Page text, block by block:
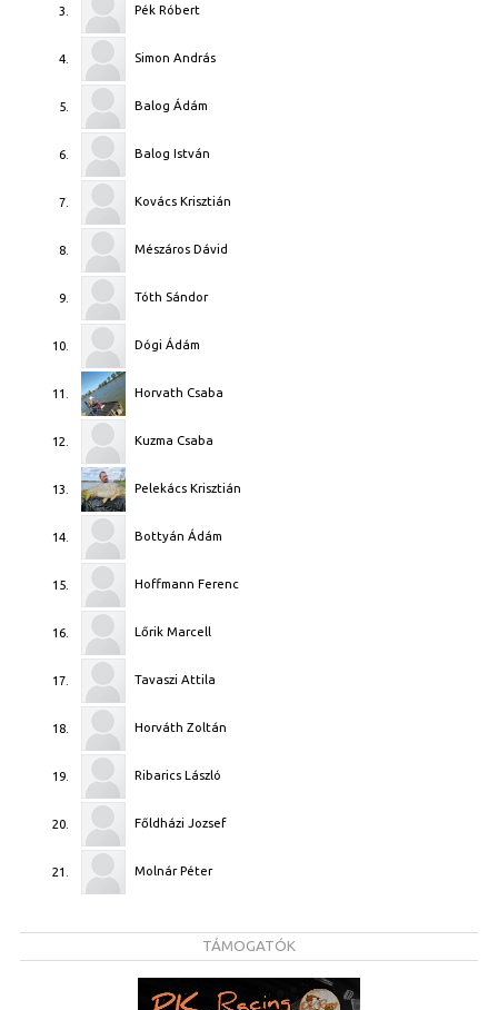
3. Pék Róbert
4. Simon András
5. Balog Ádám
6. Balog István
7. Kovács Krisztián
8. Mészáros Dávid
9. Tóth Sándor
10. Dógi Ádám
11. Horvath Csaba
12. Kuzma Csaba
13. Pelekács Krisztián
14. Bottyán Ádám
15. Hoffmann Ferenc
16. Lőrik Marcell
17. Tavaszi Attila
18. Horváth Zoltán
19. Ribarics László
20. Főldházi Jozsef
21. Molnár Péter
TÁMOGATÓK